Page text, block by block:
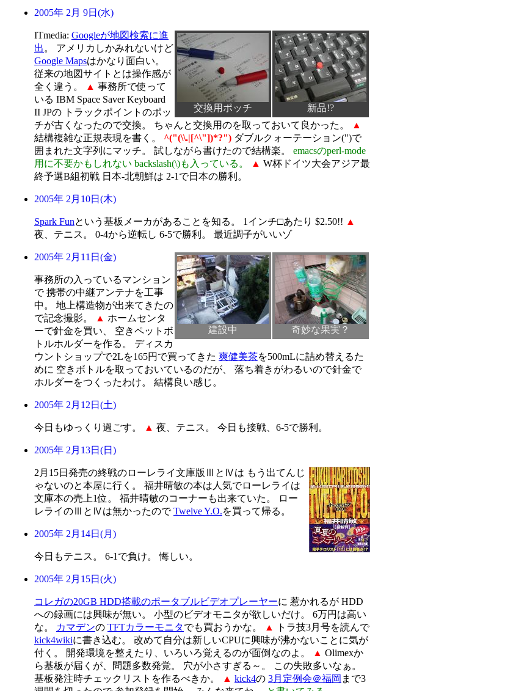
2005年 2月 9日(水)
交換用ポッチ 新品!?
ITmedia: Googleが地図検索に進
出 。 アメリカしかみれないけど
Google Mapsはかなり面白い。
従来の地図サイトとは操作感が
全く違う。
▲ 事務所で使って
いる IBM Space Saver Keyboard
II JPの トラックポイントのポッ
チが古くなったので交換。 ちゃんと交換用のを取っておいて良かった。
▲
結構複雑な正規表現を書く。 ^("(\\.|[^\"])*?") ダブルクォーテーション(")で
囲まれた文字列にマッチ。 試しながら書けたので結構楽。 emacsのperl-mode
用に不要かもしれない backslash(\)も入っている。
▲ W杯ドイツ大会アジア最
終予選B組初戦 日本-北朝鮮は 2-1で日本の勝利。
2005年 2月10日(木)
Spark Funという基板メーカがあることを知る。 1インチ□あたり $2.50!! ▲
夜、テニス。 0-4から逆転し 6-5で勝利。 最近調子がいいゾ
2005年 2月11日(金)
建設中 奇妙な果実？
事務所の入っているマンション
で 携帯の中継アンテナを工事
中。 地上構造物が出来てきたの
で記念撮影。
▲ ホームセンタ
ーで針金を買い、 空きペットボ
トルホルダーを作る。 ディスカ
ウントショップで2Lを165円で買ってきた 爽健美茶を500mLに詰め替えるた
めに 空きボトルを取っておいているのだが、 落ち着きがわるいので針金で
ホルダーをつくったわけ。 結構良い感じ。
2005年 2月12日(土)
今日もゆっくり過ごす。 ▲ 夜、テニス。 今日も接戦、6-5で勝利。
2005年 2月13日(日)
2月15日発売の終戦のローレライ文庫版ⅢとⅣは もう出てんじ
ゃないのと本屋に行く。 福井晴敏の本は人気でローレライは
文庫本の売上1位。 福井晴敏のコーナーも出来ていた。 ロー
レライのⅢとⅣは無かったのでTwelve Y.O.を買って帰る。
2005年 2月14日(月)
今日もテニス。 6-1で負け。 悔しい。
2005年 2月15日(火)
コレガの20GB HDD搭載のポータブルビデオプレーヤーに 惹かれるが HDD
への録画には興味が無い。 小型のビデオモニタが欲しいだけ。 6万円は高い
な。
カマデンの TFTカラーモニタでも買おうかな。 ▲
トラ技3月号を読んで
kick4wikiに書き込む。 改めて自分は新しいCPUに興味が沸かないことに気が
付く。 開発環境を整えたり、いろいろ覚えるのが面倒なのよ。
▲ Olimexか
ら基板が届くが、問題多数発覚。 穴が小さすぎる～。 この失敗多いなぁ。
基板発注時チェックリストを作るべきか。
▲ kick4の 3月定例会＠福岡 まで3